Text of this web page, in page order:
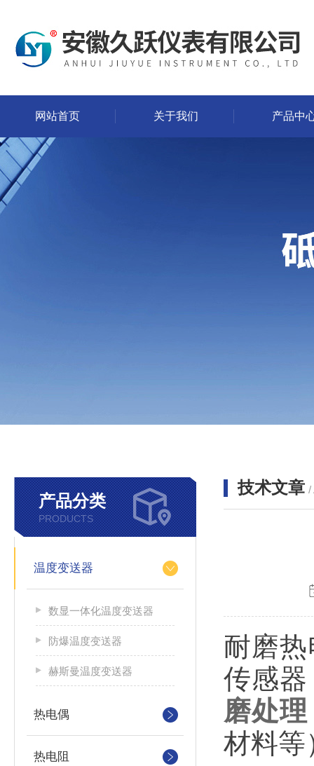
网站首页 关于我们 产品中
产品分类
PRODUCTS
温度变送器
数显一体化温度变送器
防爆温度变送器
赫斯曼温度变送器
热电偶
热电阻
技术文章 /
耐磨
传感
磨处理
材料等